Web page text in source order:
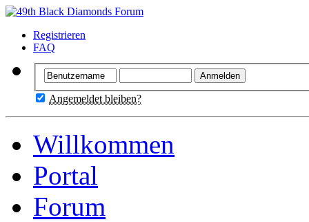
Registrieren
FAQ
Angemeldet bleiben?
Willkommen
Portal
Forum